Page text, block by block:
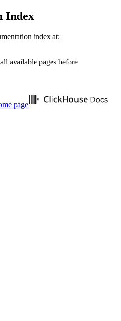
Index
index at:
available pages before
page